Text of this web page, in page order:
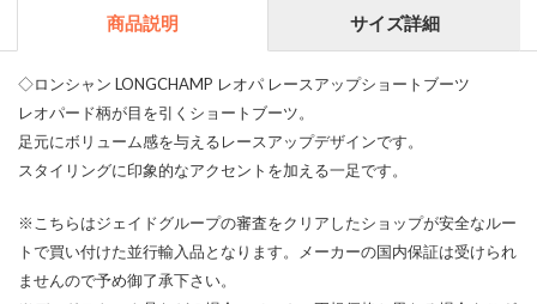
商品説明 サイズ詳細
◇ロンシャン LONGCHAMP レオパ レースアップショートブーツ
レオパード柄が目を引くショートブーツ。
足元にボリューム感を与えるレースアップデザインです。
スタイリングに印象的なアクセントを加える一足です。
※こちらはジェイドグループの審査をクリアしたショップが安全なルー
トで買い付けた並行輸入品となります。メーカーの国内保証は受けられ
ませんので予め御了承下さい。